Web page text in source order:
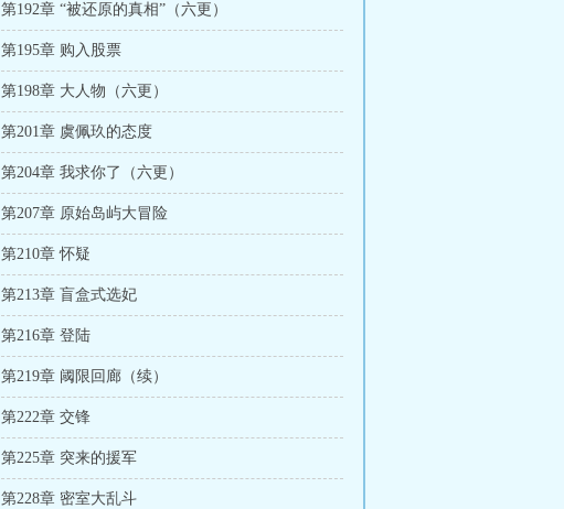
第192章 “被还原的真相”（六更）
第195章 购入股票
第198章 大人物（六更）
第201章 虞佩玖的态度
第204章 我求你了（六更）
第207章 原始岛屿大冒险
第210章 怀疑
第213章 盲盒式选妃
第216章 登陆
第219章 阈限回廊（续）
第222章 交锋
第225章 突来的援军
第228章 密室大乱斗